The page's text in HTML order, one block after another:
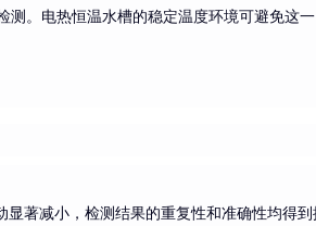
。电热恒温水槽的稳定温度环境可避免这
著减小，检测结果的重复性和准确性均得